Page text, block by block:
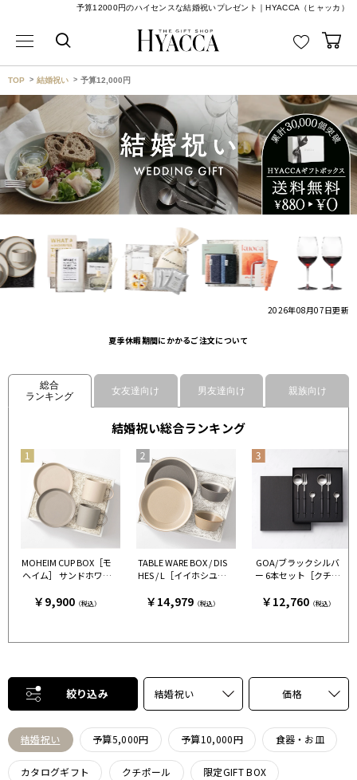
予算12000円のハイセンスな結婚祝いプレゼント｜HYACCA（ヒャッカ）
TOP 結婚祝い 予算12,000円
2026年08月07日更新
夏季休暇期間にかかるご注文について
総合
ランキング
女友達向け 男友達向け 親族向け
結婚祝い総合ランキング
MOHEIM CUP BOX［モ
ヘイム］ サンドホワイ
ム］
￥9,900（税込）
TABLE WARE BOX / DIS
HES / L［イイホシユミ
ー＆ベージュ［イイホ
￥14,979（税込）
GOA/ブラックシルバ
ー 6本セット［クチポ
￥12,760（税込）
絞り込み 結婚祝い 価格
結婚祝い 予算5,000円 予算10,000円 食器・お皿
カタログギフト クチポール 限定GIFT BOX